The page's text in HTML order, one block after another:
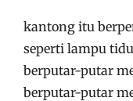
kantong itu
seperti lampu
berputar-putar
berputar-putar